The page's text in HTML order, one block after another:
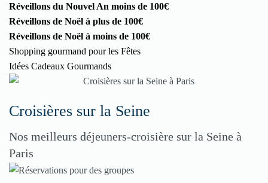
Réveillons du Nouvel An moins de 100€
Réveillons de Noël à plus de 100€
Réveillons de Noël à moins de 100€
Shopping gourmand pour les Fêtes
Idées Cadeaux Gourmands
Croisières sur la Seine
Nos meilleurs déjeuners-croisière sur la Seine à
Paris